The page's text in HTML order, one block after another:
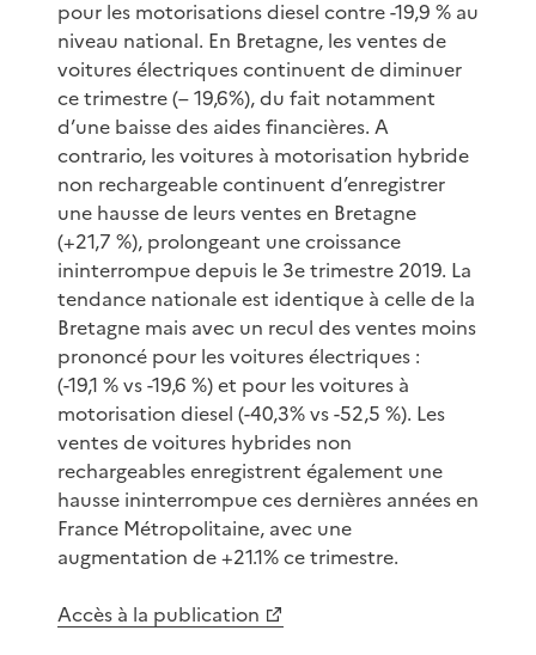
pour les motorisations diesel contre -19,9 % au
niveau national. En Bretagne, les ventes de
voitures électriques continuent de diminuer
ce trimestre (– 19,6%), du fait notamment
d’une baisse des aides financières. A
contrario, les voitures à motorisation hybride
non rechargeable continuent d’enregistrer
une hausse de leurs ventes en Bretagne
(+21,7 %), prolongeant une croissance
ininterrompue depuis le 3e trimestre 2019. La
tendance nationale est identique à celle de la
Bretagne mais avec un recul des ventes moins
prononcé pour les voitures électriques :
(-19,1 % vs -19,6 %) et pour les voitures à
motorisation diesel (-40,3% vs -52,5 %). Les
ventes de voitures hybrides non
rechargeables enregistrent également une
hausse ininterrompue ces dernières années en
France Métropolitaine, avec une
augmentation de +21.1% ce trimestre.
Accès à la publication